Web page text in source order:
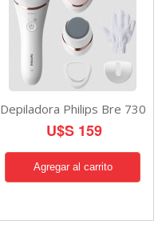
Depiladora Philips Bre 730
U$S 159